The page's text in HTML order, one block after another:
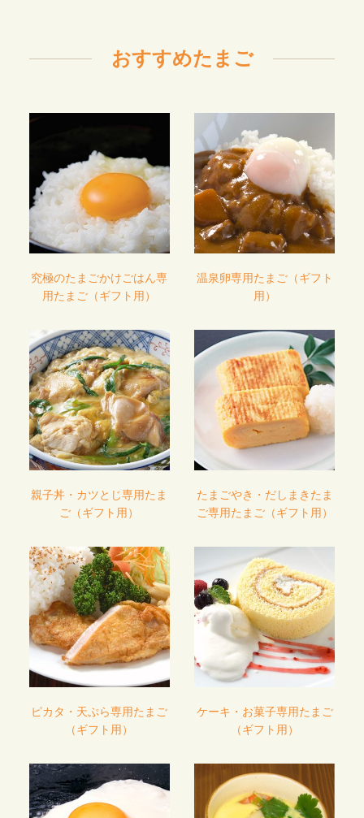
おすすめたまご
究極のたまごかけごはん専
用たまご（ギフト用）
温泉卵専用たまご（ギフト
用）
親子丼・カツとじ専用たま
ご（ギフト用）
たまごやき・だしまきたま
ご専用たまご（ギフト用）
ピカタ・天ぷら専用たまご
（ギフト用）
ケーキ・お菓子専用たまご
（ギフト用）